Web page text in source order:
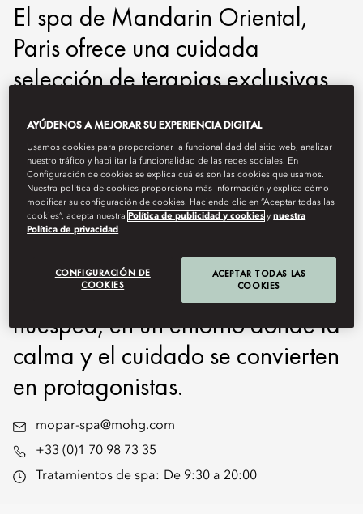
El spa de Mandarin Oriental,
Paris ofrece una cuidada
selección de terapias exclusivas
inspiradas en nuestra herencia
oriental, junto con tratamientos
avanzados concebidos para
contrarrestar el ritmo acelerado
de la vida parisina. Cada
experiencia se personaliza según
las necesidades de cada
huésped, en un entorno donde la
calma y el cuidado se convierten
en protagonistas.
mopar-spa@mohg.com
+33 (0)1 70 98 73 35
Tratamientos de spa: De 9:30 a 20:00
AYÚDENOS A MEJORAR SU EXPERIENCIA DIGITAL
Usamos cookies para proporcionar la funcionalidad del sitio web, analizar
nuestro tráfico y habilitar la funcionalidad de las redes sociales. En
Configuración de cookies se explica cuáles son las cookies que usamos.
Nuestra política de cookies proporciona más información y explica cómo
modificar su configuración de cookies. Haciendo clic en “Aceptar todas las
cookies”, acepta nuestra Política de publicidad y cookies ynuestra
Política de privacidad .
CONFIGURACIÓN DE
COOKIES
ACEPTAR TODAS LAS
COOKIES